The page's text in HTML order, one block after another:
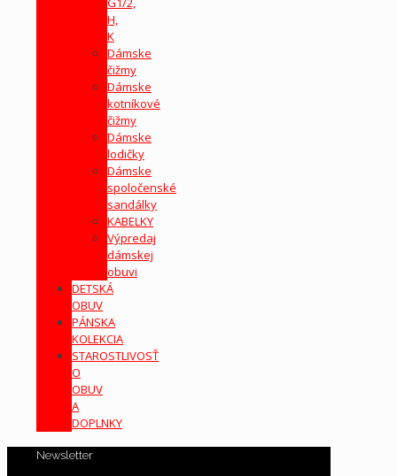
H,
K
Dámske
čižmy
Dámske
kotníkové
čižmy
Dámske
lodičky
Dámske
spoločenské
sandálky
KABELKY
Výpredaj
dámskej
obuvi
DETSKÁ
OBUV
PÁNSKA
KOLEKCIA
STAROSTLIVOSŤ
O
OBUV
A
DOPLNKY
Newsletter